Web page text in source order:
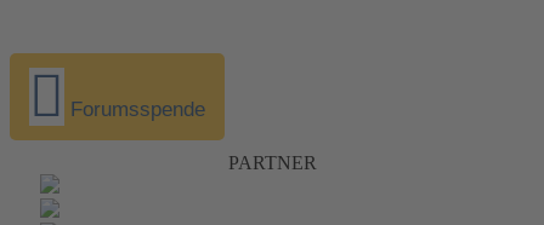
Forumsspende
PARTNER